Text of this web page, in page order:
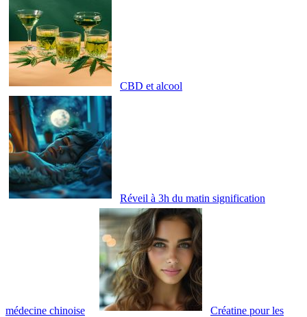
CBD et alcool
Réveil à 3h du matin signification
médecine chinoise Créatine pour les